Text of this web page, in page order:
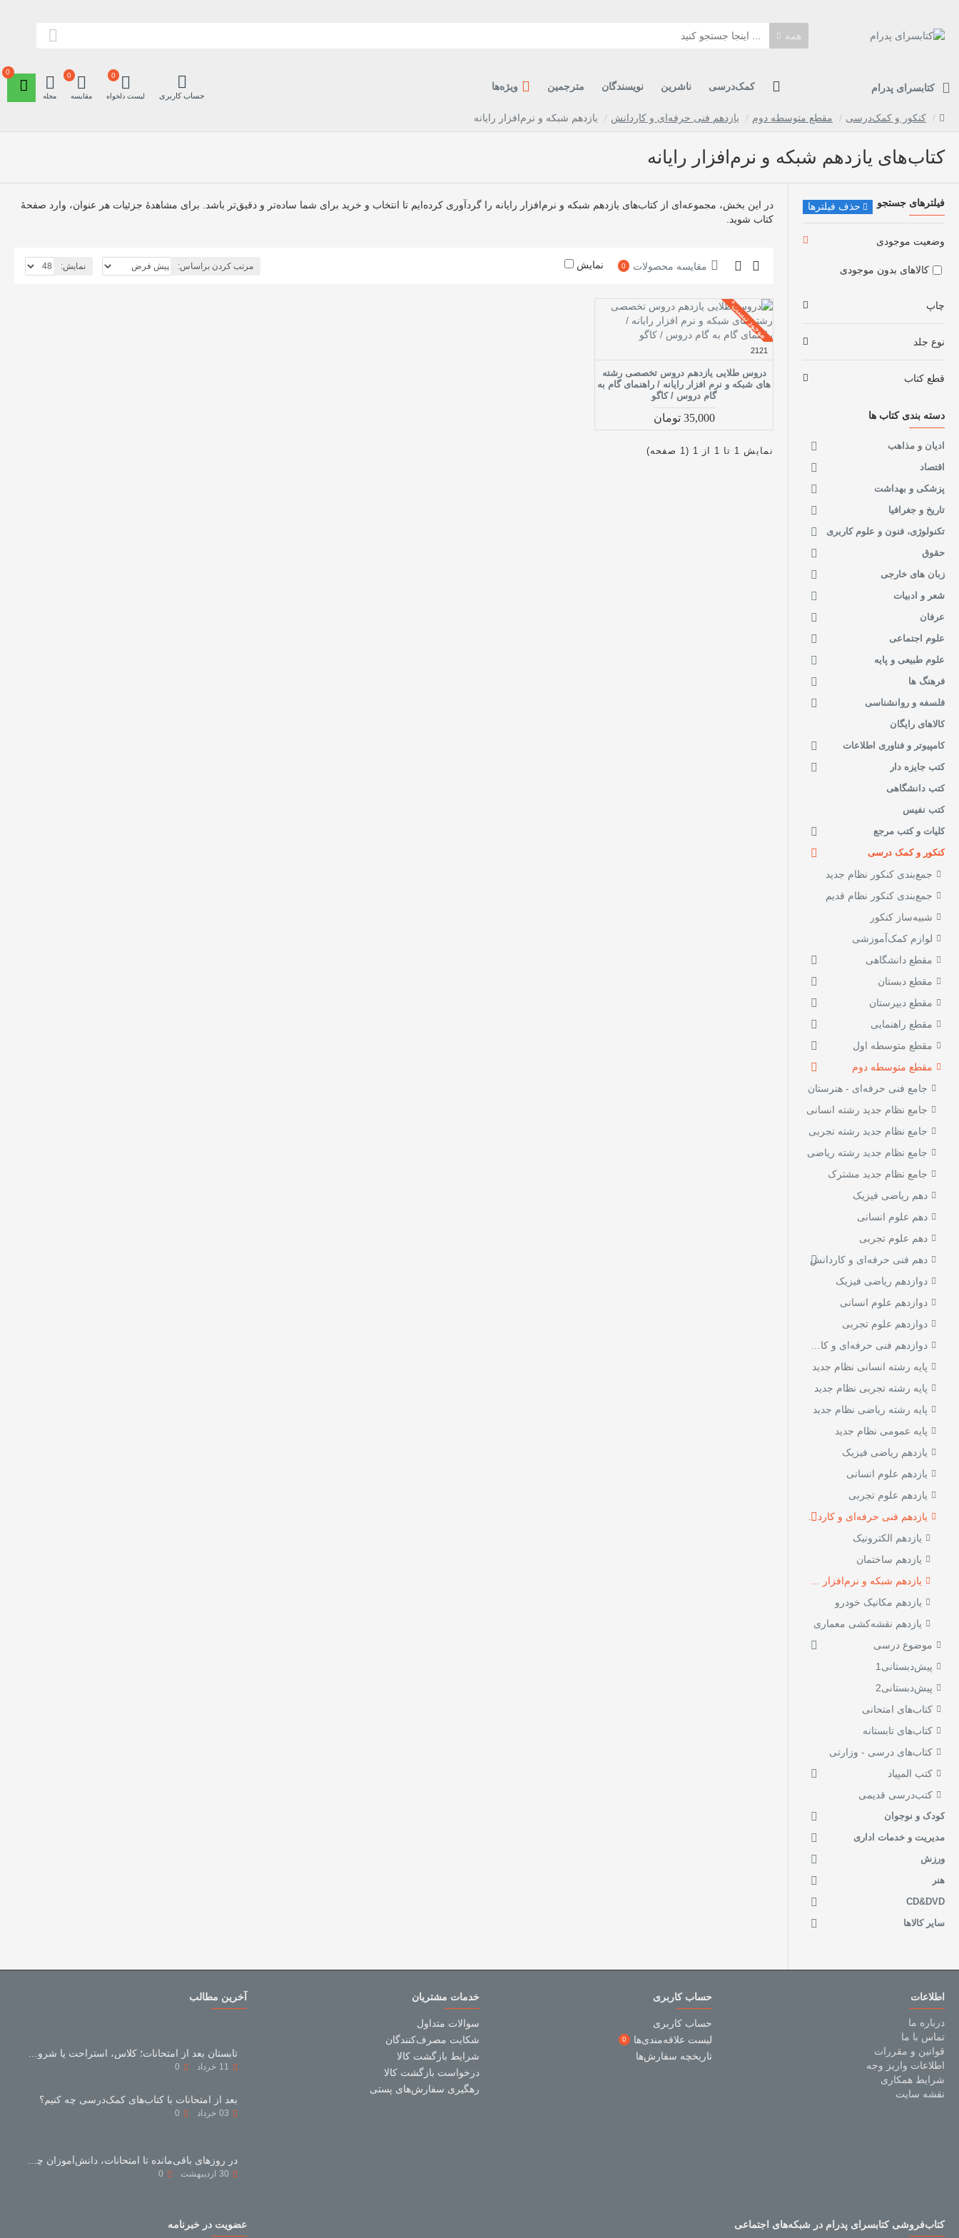
همه
کتابسرای پدرام کمک‌درسی ناشرین نویسندگان مترجمین ویژه‌ها
حساب کاربری لیست دلخواه
0
مقایسه
0
مجله
0
کنکور و کمک‌درسی مقطع متوسطه دوم یازدهم فنی‌ حرفه‌ای و کاردانش یازدهم شبکه و نرم‌افزار رایانه
کتاب‌های یازدهم شبکه و نرم‌افزار رایانه
فیلترهای جستجو حذف فیلترها
چاپ
نوع جلد
قطع کتاب
وضعیت موجودی
کالاهای بدون موجودی
دسته بندی کتاب ها
ادیان و مذاهب
اقتصاد
پزشکی و بهداشت
تاریخ و جغرافیا
تکنولوژی، فنون و علوم کاربری
حقوق
زبان های خارجی
شعر و ادبیات
عرفان
علوم اجتماعی
علوم طبیعی و پایه
فرهنگ ها
فلسفه و روانشناسی
کالاهای رایگان
کامپیوتر و فناوری اطلاعات
کتب جایزه دار
کتب دانشگاهی
کتب نفیس
کلیات و کتب مرجع
کنکور و کمک درسی
جمع‌بندی کنکور نظام جدید
جمع‌بندی کنکور نظام قدیم
شبیه‌ساز کنکور
لوازم کمک‌آموزشی
مقطع دانشگاهی
مقطع دبستان
مقطع دبیرستان
مقطع راهنمایی
مقطع متوسطه اول
مقطع متوسطه دوم
جامع فنی حرفه‌ای - هنرستان
جامع نظام جدید رشته انسانی
جامع نظام جدید رشته تجربی
جامع نظام جدید رشته ریاضی
جامع نظام جدید مشترک
دهم ریاضی فیزیک
دهم علوم انسانی
دهم علوم تجربی
دهم فنی‌ حرفه‌ای و کاردانش
دوازدهم ریاضی فیزیک
دوازدهم علوم انسانی
دوازدهم علوم تجربی
پایه رشته انسانی نظام جدید
پایه رشته تجربی نظام جدید
پایه رشته ریاضی نظام جدید
پایه عمومی نظام جدید
یازدهم ریاضی فیزیک
یازدهم علوم انسانی
یازدهم علوم تجربی
یازدهم فنی‌ حرفه‌ای و کاردانش
یازدهم الکترونیک
یازدهم ساختمان
یازدهم مکانیک خودرو
یازدهم نقشه‌کشی معماری
موضوع درسی
پیش‌دبستانی1
پیش‌دبستانی2
کتاب‌های امتحانی
کتاب‌های تابستانه
کتاب‌های درسی - وزارتی
کتب المپیاد
کتب‌درسی قدیمی
کودک و نوجوان
مدیریت و خدمات اداری
ورزش
هنر
CD&DVD
سایر کالاها
در این بخش، مجموعه‌ای از کتاب‌های یازدهم شبکه و نرم‌افزار رایانه را گردآوری کرده‌ایم تا انتخاب و خرید برای شما ساده‌تر و دقیق‌تر باشد. برای مشاهدهٔ جزئیات هر عنوان، وارد صفحهٔ
کتاب شوید.
مقایسه محصولات 0 نمایش مرتب کردن براساس: نمایش:
موجود نیست*
2121
دروس طلایی یازدهم دروس تخصصی رشته
های شبکه و نرم افزار رایانه / راهنمای گام به
گام دروس / کاگو
35,000 تومان
نمایش 1 تا 1 از 1 (1 صفحه)
اطلاعات
درباره ما
تماس با ما
قوانین و مقررات
اطلاعات واریز وجه
شرایط همکاری
نقشه سایت
حساب کاربری
حساب کاربری
لیست علاقه‌مندی‌ها
0
تاریخچه سفارش‌ها
خدمات مشتریان
سوالات متداول
شکایت مصرف‌کنندگان
شرایط بازگشت کالا
درخواست بازگشت کالا
رهگیری سفارش‌های پستی
آخرین مطالب
11 خرداد 0
بعد از امتحانات با کتاب‌های کمک‌درسی چه کنیم؟
03 خرداد 0
30 اردیبهشت 0
کتاب‌فروشی کتابسرای پدرام در شبکه‌های اجتماعی عضویت در خبرنامه